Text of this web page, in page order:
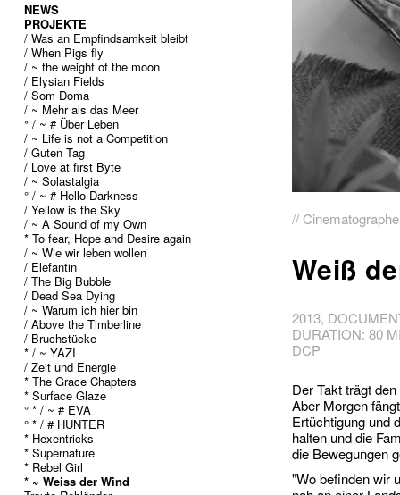
NEWS
PROJEKTE
/ Was an Empfindsamkeit bleibt
/ When Pigs fly
/ ~ the weight of the moon
/ Elysian Fields
/ Som Doma
/ ~ Mehr als das Meer
° / ~ # Über Leben
/ ~ Life is not a Competition
/ Guten Tag
/ Love at first Byte
/ ~ Solastalgia
° / ~ # Hello Darkness
/ Yellow is the Sky
/ ~ A Sound of my Own
* To fear, Hope and Desire again
/ ~ Wie wir leben wollen
/ Elefantin
/ The Big Bubble
/ Dead Sea Dying
/ ~ Warum ich hier bin
/ Above the Timberline
/ Bruchstücke
* / ~ YAZI
/ Zeit und Energie
* The Grace Chapters
* Surface Glaze
° * / ~ # EVA
° * / # HUNTER
* Hexentricks
* Supernature
* Rebel Girl
* ~ Weiss der Wind
//
Weiß
2013,
DURATION: 80
DCP
Der Takt trägt
Aber Morgen
Ertüchtigung und
halten und die
die Bewegungen
"Wo befinden wir